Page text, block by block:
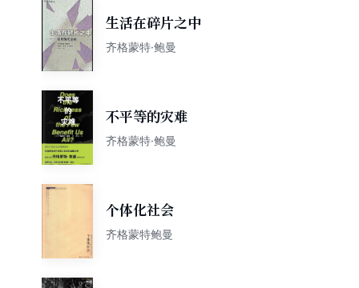
生活在碎片之中
齐格蒙特·鲍曼
不平等的灾难
齐格蒙特·鲍曼
个体化社会
齐格蒙特鲍曼